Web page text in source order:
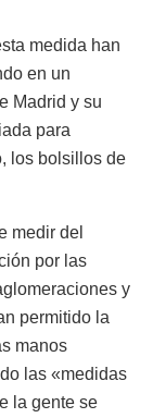
medida han
en un
Madrid y su
para
los bolsillos de
medir del
por las
y
permitido la
manos
las «medidas
la gente se